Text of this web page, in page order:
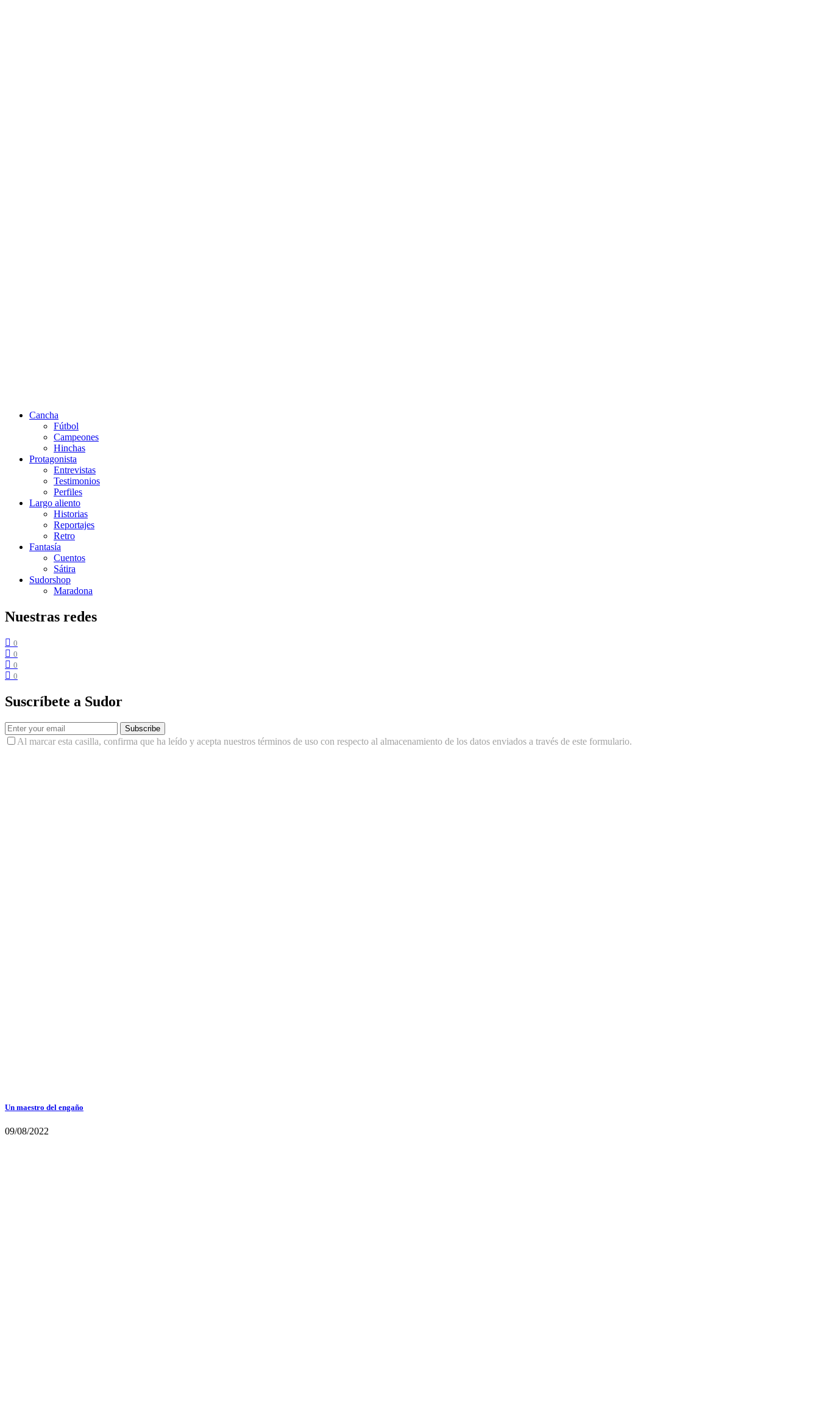
Cancha
Fútbol
Campeones
Hinchas
Protagonista
Entrevistas
Testimonios
Perfiles
Largo aliento
Historias
Reportajes
Retro
Fantasía
Cuentos
Sátira
Sudorshop
Maradona
Nuestras redes
0
0
0
0
Suscríbete a Sudor
Subscribe
Al marcar esta casilla, confirma que ha leído y acepta nuestros términos de uso con respecto al almacenamiento de los datos enviados a través de este formulario.
Un maestro del engaño
09/08/2022